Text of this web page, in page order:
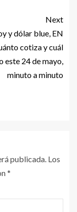
Next
y dólar blue, EN
cotiza y cuál
este 24 de mayo,
minuto a minuto
publicada. Los
*